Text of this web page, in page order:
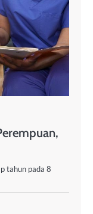
tahun pada 8